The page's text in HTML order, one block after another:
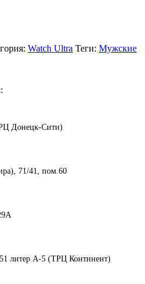
Watch Ultra Теги: Мужские
Донецк-Сити)
71/41, пом.60
литер А-5 (ТРЦ Континент)